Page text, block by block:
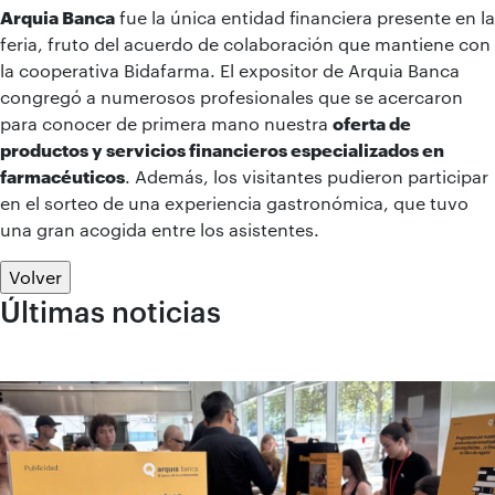
Arquia Banca fue la única entidad financiera presente en la
feria, fruto del acuerdo de colaboración que mantiene con
la cooperativa Bidafarma. El expositor de Arquia Banca
congregó a numerosos profesionales que se acercaron
para conocer de primera mano nuestra oferta de
productos y servicios financieros especializados en
farmacéuticos . Además, los visitantes pudieron participar
en el sorteo de una experiencia gastronómica, que tuvo
una gran acogida entre los asistentes.
Volver
Últimas noticias